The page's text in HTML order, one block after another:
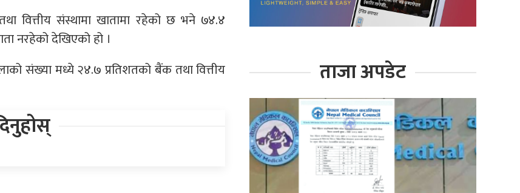
वित्तीय संस्थामा खातामा रहेको छ भने ७४.४
नरहेको देखिएको हो ।
संख्या मध्ये २४.७ प्रतिशतको बैंक तथा वित्तीय
ताजा अपडेट